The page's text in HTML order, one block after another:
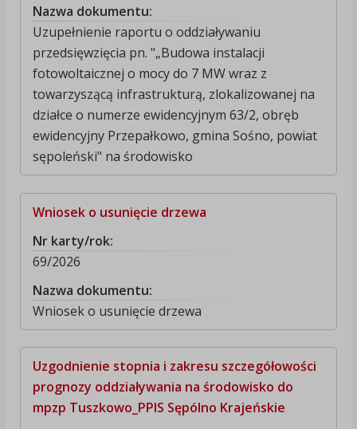
Nazwa dokumentu:
Uzupełnienie raportu o oddziaływaniu
przedsięwzięcia pn. "„Budowa instalacji
fotowoltaicznej o mocy do 7 MW wraz z
towarzyszącą infrastrukturą, zlokalizowanej na
działce o numerze ewidencyjnym 63/2, obręb
ewidencyjny Przepałkowo, gmina Sośno, powiat
sępoleński" na środowisko
Wniosek o usunięcie drzewa
Nr karty/rok:
69/2026
Nazwa dokumentu:
Wniosek o usunięcie drzewa
Uzgodnienie stopnia i zakresu szczegółowości
prognozy oddziaływania na środowisko do
mpzp Tuszkowo_PPIS Sępólno Krajeńskie